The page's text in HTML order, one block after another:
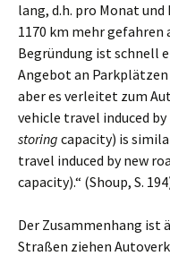
lang, d.h. pro Monat
1170 km mehr gefahren
Begründung ist schnell
Angebot an Parkplätzen
aber es verleitet zum
vehicle travel induced
storing capacity) is
travel induced by new
capacity).“ (Shoup, S.
Der Zusammenhang ist
Straßen ziehen